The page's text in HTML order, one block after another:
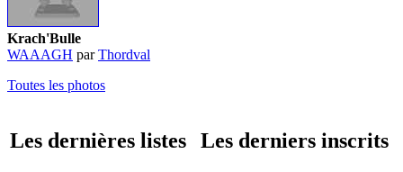
Krach'Bulle
WAAAGH parThordval
Toutes les photos
Les dernières listes Les derniers inscrits